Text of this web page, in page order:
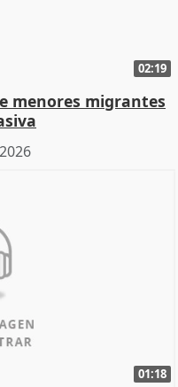
02:19
menores migrantes
01:18